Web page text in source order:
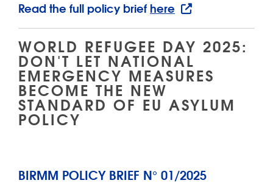
Read the full policy brief here
WORLD REFUGEE DAY 2025:
DON'T LET NATIONAL
EMERGENCY MEASURES
BECOME THE NEW
STANDARD OF EU ASYLUM
POLICY
BIRMM POLICY BRIEF N° 01/2025